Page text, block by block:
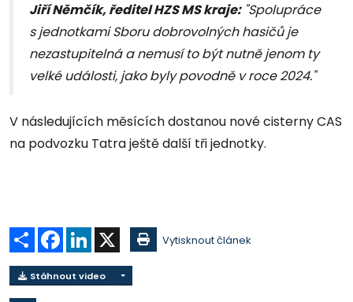
Jiří Němčík, ředitel HZS MS kraje:"Spolupráce
s jednotkami Sboru dobrovolných hasičů je
nezastupitelná a nemusí to být nutně jenom ty
velké události, jako byly povodně v roce 2024."
V následujících měsících dostanou nové cisterny CAS
na podvozku Tatra ještě další tři jednotky.
Sdílet Facebook
LinkedIn Vytisknout článek
Stáhnout video